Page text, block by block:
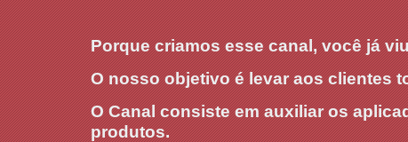
Porque criamos esse canal, você já
O nosso objetivo é levar aos clientes
O Canal consiste em auxiliar os
produtos.